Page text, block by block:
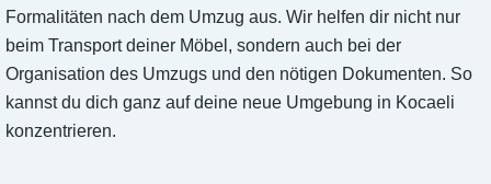
Formalitäten nach dem Umzug aus. Wir helfen dir nicht nur
beim Transport deiner Möbel, sondern auch bei der
Organisation des Umzugs und den nötigen Dokumenten. So
kannst du dich ganz auf deine neue Umgebung in Kocaeli
konzentrieren.